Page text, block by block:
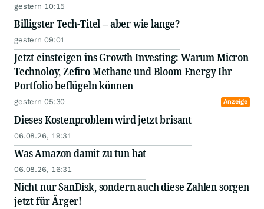
gestern 10:15
Billigster Tech-Titel – aber wie lange?
gestern 09:01
Jetzt einsteigen ins Growth Investing: Warum Micron
Technoloy, Zefiro Methane und Bloom Energy Ihr
Portfolio beflügeln können
gestern 05:30 Anzeige
Dieses Kostenproblem wird jetzt brisant
06.08.26, 19:31
Was Amazon damit zu tun hat
06.08.26, 16:31
Nicht nur SanDisk, sondern auch diese Zahlen sorgen
jetzt für Ärger!